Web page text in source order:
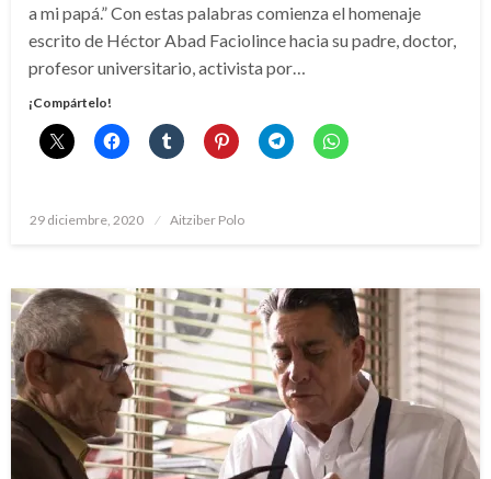
a mi papá.” Con estas palabras comienza el homenaje
escrito de Héctor Abad Faciolince hacia su padre, doctor,
profesor universitario, activista por…
¡Compártelo!
Publicado
29 diciembre, 2020 Aitziber Polo